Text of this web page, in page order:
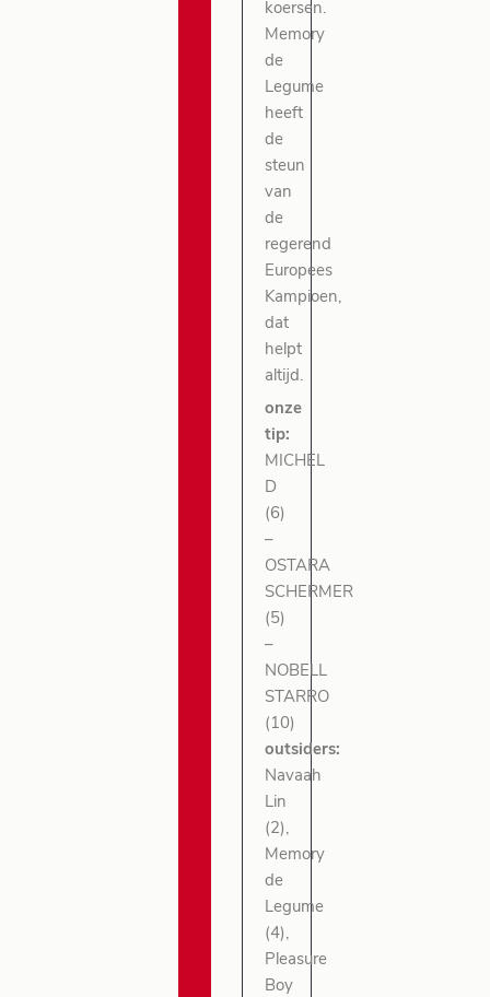
koersen.
Memory
de
Legume
heeft
de
steun
van
de
regerend
Europees
Kampioen,
dat
helpt
altijd.
onze
tip:
MICHEL
D
(6)
–
OSTARA
SCHERMER
(5)
–
NOBELL
STARRO
(10)
outsiders:
Navaah
Lin
(2),
Memory
de
Legume
(4),
Pleasure
Boy